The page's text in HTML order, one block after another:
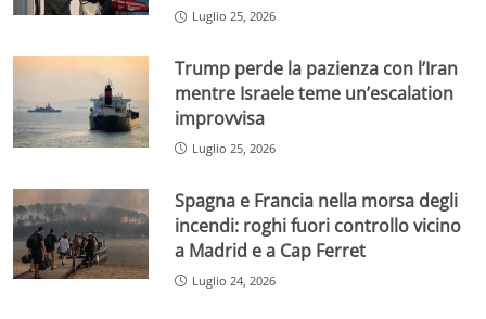
Luglio 25, 2026
Trump perde la pazienza con l’Iran
mentre Israele teme un’escalation
improvvisa
Luglio 25, 2026
Spagna e Francia nella morsa degli
incendi: roghi fuori controllo vicino
a Madrid e a Cap Ferret
Luglio 24, 2026